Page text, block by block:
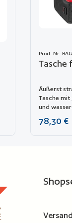
Prod.-Nr.:
Tasche
Äußerst
Tasche
und
Praktische
Schutz
Regulärer
78,30 €